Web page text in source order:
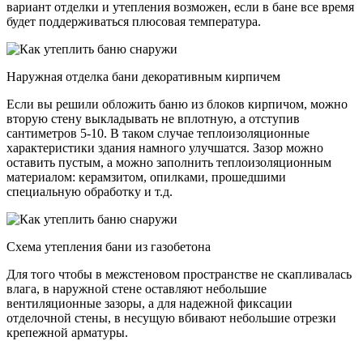
вариант отделки и утепления возможен, если в бане все время
будет поддерживаться плюсовая температура.
Наружная отделка бани декоративным кирпичем
Если вы решили обложить баню из блоков кирпичом, можно
вторую стену выкладывать не вплотную, а отступив
сантиметров 5-10. В таком случае теплоизоляционные
характеристики здания намного улучшатся. Зазор можно
оставить пустым, а можно заполнить теплоизоляционным
материалом: керамзитом, опилками, прошедшими
специальную обработку и т.д.
Схема утепления бани из газобетона
Для того чтобы в межстеновом пространстве не скапливалась
влага, в наружной стене оставляют небольшие
вентиляционные зазоры, а для надежной фиксации
отделочной стены, в несущую вбивают небольшие отрезки
крепежной арматуры.